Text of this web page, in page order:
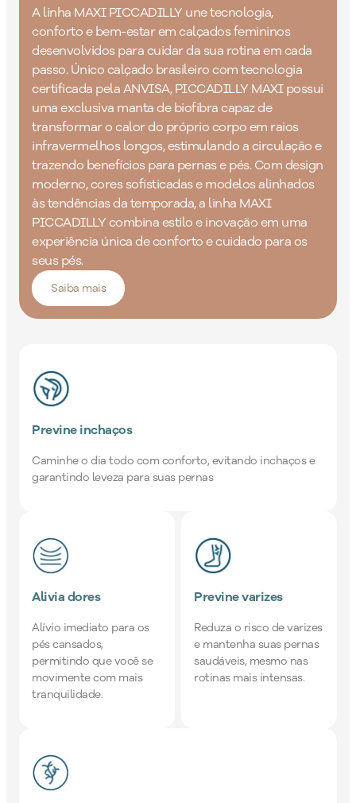
Cor:Vinho
Medida do Salto (cm)
Peso do Produto
Ref:279004
A linha MAXI PICCADILLY une tecnologia,
conforto e bem-estar em calçados femininos
desenvolvidos para cuidar da sua rotina em cada
passo. Único calçado brasileiro com tecnologia
certificada pela ANVISA, PICCADILLY MAXI possui
uma exclusiva manta de biofibra capaz de
transformar o calor do próprio corpo em raios
infravermelhos longos, estimulando a circulação e
trazendo benefícios para pernas e pés. Com design
moderno, cores sofisticadas e modelos alinhados
às tendências da temporada, a linha MAXI
PICCADILLY combina estilo e inovação em uma
experiência única de conforto e cuidado para os
seus pés.
Saiba mais
Previne inchaços
Caminhe o dia todo com conforto, evitando inchaços e
garantindo leveza para suas pernas
Alivia dores
Alívio imediato para os
pés cansados,
permitindo que você se
movimente com mais
tranquilidade.
Previne varizes
Reduza o risco de varizes
e mantenha suas pernas
saudáveis, mesmo nas
rotinas mais intensas.